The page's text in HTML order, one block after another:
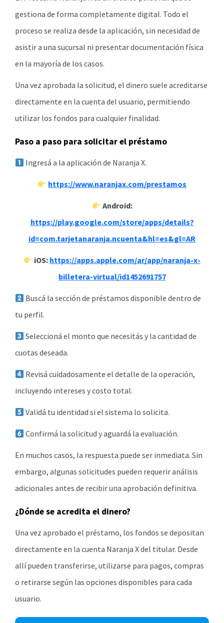
gestiona de forma completamente digital. Todo el
proceso se realiza desde la aplicación, sin necesidad de
asistir a una sucursal ni presentar documentación física
en la mayoría de los casos.
Una vez aprobada la solicitud, el dinero suele acreditarse
directamente en la cuenta del usuario, permitiendo
utilizar los fondos para cualquier finalidad.
Paso a paso para solicitar el préstamo
Ingresá a la aplicación de Naranja X.
https://www.naranjax.com/prestamos
Android:
https://play.google.com/store/apps/details?
id=com.tarjetanaranja.ncuenta&hl=es&gl=AR
iOS: https://apps.apple.com/ar/app/naranja-x-
billetera-virtual/id1452691757
Buscá la sección de préstamos disponible dentro de
tu perfil.
Seleccioná el monto que necesitás y la cantidad de
cuotas deseada.
Revisá cuidadosamente el detalle de la operación,
incluyendo intereses y costo total.
Validá tu identidad si el sistema lo solicita.
Confirmá la solicitud y aguardá la evaluación.
En muchos casos, la respuesta puede ser inmediata. Sin
embargo, algunas solicitudes pueden requerir análisis
adicionales antes de recibir una aprobación definitiva.
¿Dónde se acredita el dinero?
Una vez aprobado el préstamo, los fondos se depositan
directamente en la cuenta Naranja X del titular. Desde
allí pueden transferirse, utilizarse para pagos, compras
o retirarse según las opciones disponibles para cada
usuario.